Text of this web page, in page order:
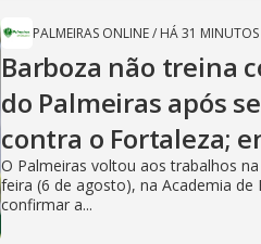
PALMEIRAS ONLINE/ HÁ 31 MINUTOS
Barboza não treina
do Palmeiras após
contra o Fortaleza;
O Palmeiras voltou aos trabalhos
feira (6 de agosto), na Academia de
confirmar a...